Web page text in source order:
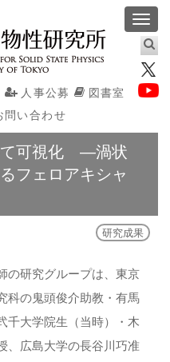
人事公募
図書室
問い合わせ
て可視化 ―渦状
フェロアキシャ
研究成果
の研究グループは、東京
科の鬼頭俊介助教・有馬
千大学院生（当時）・木
、広島大学の長谷川巧准